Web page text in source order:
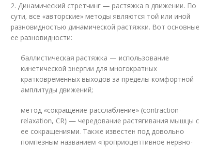
2. Динамический стретчинг — растяжка в движении. По
сути, все «авторские» методы являются той или иной
разновидностью динамической растяжки. Вот основные
ее разновидности:
баллистическая растяжка — использование
кинетической энергии для многократных
кратковременных выходов за пределы комфортной
амплитуды движений;
метод «сокращение-расслабление» (contraction-
relaxation, CR) — чередование растягивания мышцы с
ее сокращениями. Также известен под довольно
помпезным названием «проприоцептивное нервно-